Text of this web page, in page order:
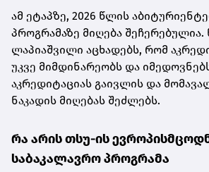
ამ ეტაპზე, 2026 წლის
პროგრამაზე მიღება შეჩერებულია.
ლაპიაშვილი აცხადებს, რომ
უკვე მიმდინარეობს და
აკრედიტაციას გაივლის და
ნაკადის მიღებას შეძლებს.
რა არის თსუ-ის
საბაკალავრო პროგრამა